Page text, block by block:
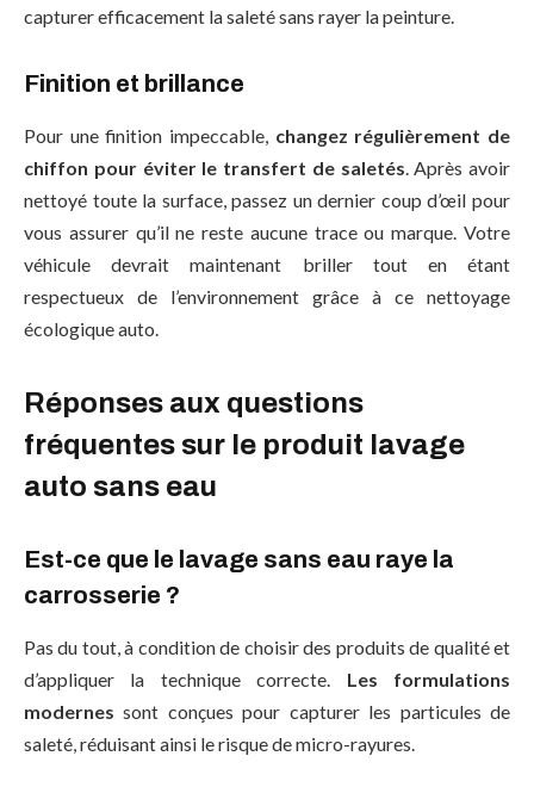
capturer efficacement la saleté sans rayer la peinture.
Finition et brillance
Pour une finition impeccable, changez régulièrement de
chiffon pour éviter le transfert de saletés. Après avoir
nettoyé toute la surface, passez un dernier coup d’œil pour
vous assurer qu’il ne reste aucune trace ou marque. Votre
véhicule devrait maintenant briller tout en étant
respectueux de l’environnement grâce à ce nettoyage
écologique auto.
Réponses aux questions
fréquentes sur le produit lavage
auto sans eau
Est-ce que le lavage sans eau raye la
carrosserie ?
Pas du tout, à condition de choisir des produits de qualité et
d’appliquer la technique correcte. Les formulations
modernes sont conçues pour capturer les particules de
saleté, réduisant ainsi le risque de micro-rayures.